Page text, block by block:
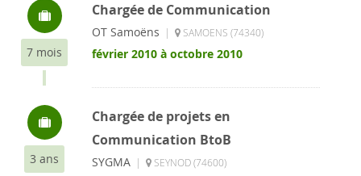
7 mois
Chargée de Communication
OT Samoëns | SAMOENS (74340)
février 2010 à octobre 2010
3 ans
Chargée de projets en
Communication BtoB
SYGMA | SEYNOD (74600)